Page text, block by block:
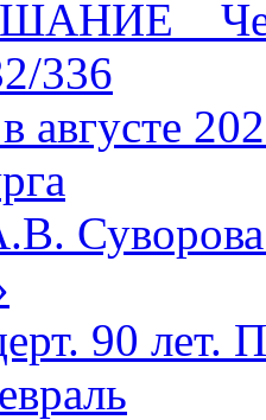
_
336
августе
90 лет.